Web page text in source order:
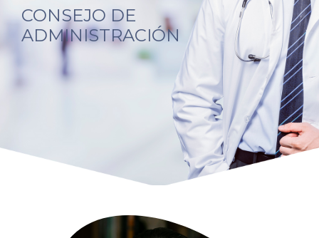
CONSEJO DE
ADMINISTRACIÓN